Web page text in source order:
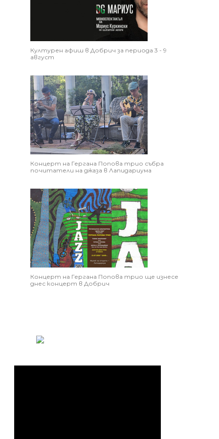
Културен афиш в Добрич за периода 3 - 9
август
Концерт на Гергана Попова трио събра
почитатели на джаза в Лапидариума
Концерт на Гергана Попова трио ще изнесе
днес концерт в Добрич